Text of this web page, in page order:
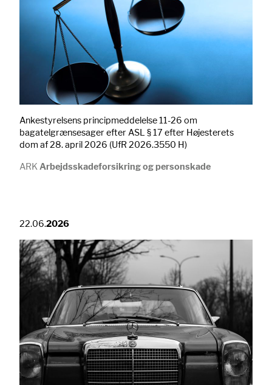
Ankestyrelsens principmeddelelse 11-26 om
bagatelgrænsesager efter ASL § 17 efter Højesterets
dom af 28. april 2026 (UfR 2026.3550 H)
ARK Arbejdsskadeforsikring og personskade
22.06.2026